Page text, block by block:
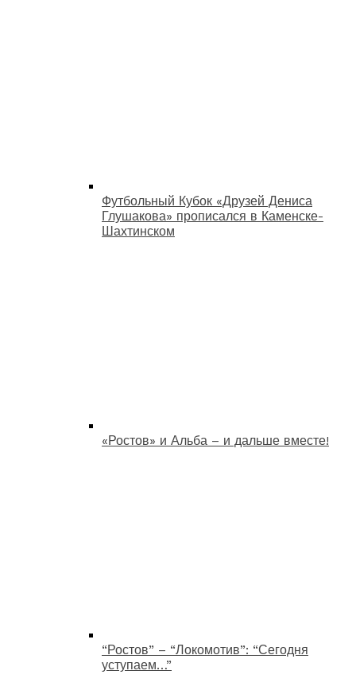
Футбольный Кубок «Друзей Дениса
Глушакова» прописался в Каменске-
Шахтинском
«Ростов» и Альба – и дальше вместе!
“Ростов” – “Локомотив”: “Сегодня
уступаем…”